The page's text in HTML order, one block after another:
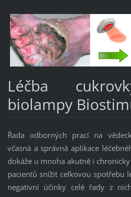
Léčba
biolampy
Řada odborných prací na
včasná a správná aplikace
dokáže u mnoha akutně i
pacientů snížit celkovou spotřebu
negativní účinky celé řady z